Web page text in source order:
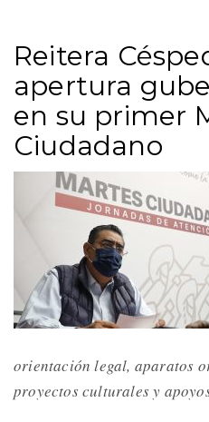
Reitera
apertura
en su primer
Ciudadano
orientación legal, aparatos
proyectos culturales y